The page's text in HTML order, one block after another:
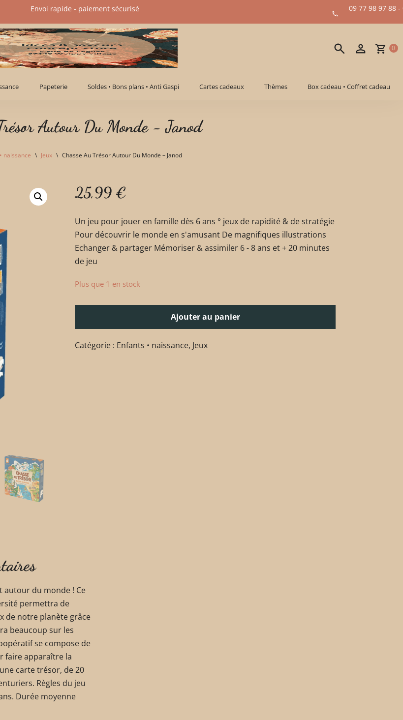
09 77 98 97 88 -
Envoi rapide - paiement sécurisé​
0
Papeterie Soldes • Bons plans • Anti Gaspi Cartes cadeaux Thèmes Box cadeau • Coffret cadeau
Autour Du Monde - Janod
naissance \ Jeux \ Chasse Au Trésor Autour Du Monde – Janod
25,99 €
Un jeu pour jouer en famille dès 6 ans ° jeux de rapidité & de stratégie
Pour découvrir le monde en s'amusant De magnifiques illustrations
Echanger & partager Mémoriser & assimiler 6 - 8 ans et + 20 minutes
de jeu
Plus que 1 en stock
Ajouter au panier
Catégorie : Enfants • naissance, Jeux
autour du monde ! Ce
permettra de
de notre planète grâce
beaucoup sur les
se compose de
faire apparaître la
carte trésor, de 20
Règles du jeu
Durée moyenne